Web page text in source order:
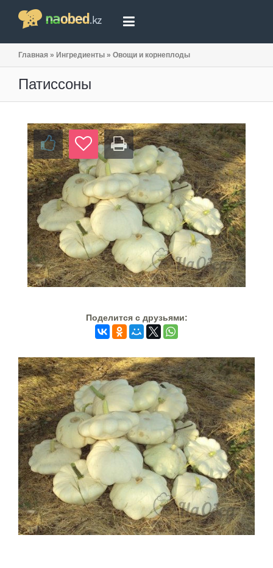
Главная » Ингредиенты » Овощи и корнеплоды
Патиссоны
Поделится c друзьями: